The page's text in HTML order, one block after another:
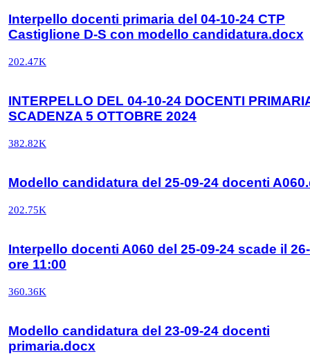
Interpello docenti primaria del 04-10-24 CTP
Castiglione D-S con modello candidatura.docx
202.47K
INTERPELLO DEL 04-10-24 DOCENTI
SCADENZA 5 OTTOBRE 2024
382.82K
Modello candidatura del 25-09-24 docenti
202.75K
Interpello docenti A060 del 25-09-24 scade il
ore 11:00
360.36K
Modello candidatura del 23-09-24 docenti
primaria.docx